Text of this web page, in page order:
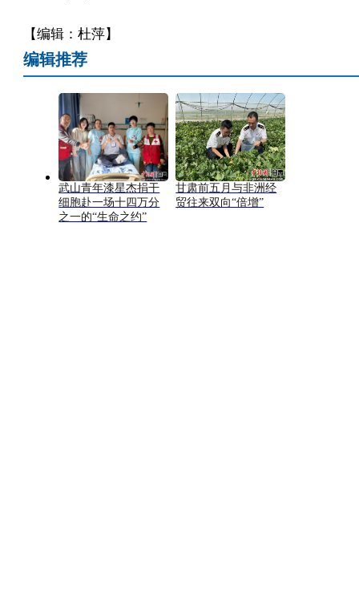
【编辑：杜萍】
编辑推荐
武山青年漆星杰捐干
细胞赴一场十四万分
之一的“生命之约”
甘肃前五月与非洲经
贸往来双向“倍增”